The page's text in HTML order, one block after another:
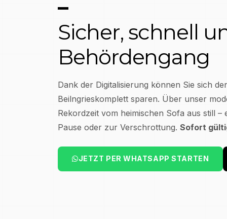
–
Sicher, schnell
Behördengang
Dank der Digitalisierung können Sie sich
Beilngrieskomplett sparen. Über unser
Rekordzeit vom heimischen Sofa aus still
Pause oder zur Verschrottung. Sofort
JETZT PER WHATSAPP STARTEN